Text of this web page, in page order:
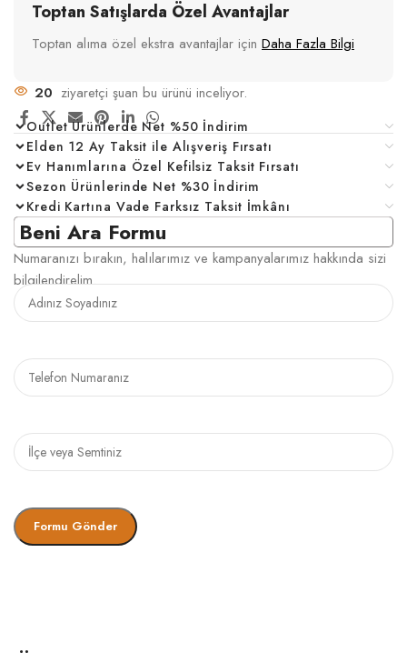
Toptan Satışlarda Özel Avantajlar
Toptan alıma özel ekstra avantajlar için Daha Fazla Bilgi
20 ziyaretçi şuan bu ürünü inceliyor.
Outlet Ürünlerde Net %50 İndirim
Elden 12 Ay Taksit ile Alışveriş Fırsatı
Ev Hanımlarına Özel Kefilsiz Taksit Fırsatı
Sezon Ürünlerinde Net %30 İndirim
Kredi Kartına Vade Farksız Taksit İmkânı
Beni Ara Formu
Numaranızı bırakın, halılarımız ve kampanyalarımız hakkında sizi
bilgilendirelim.